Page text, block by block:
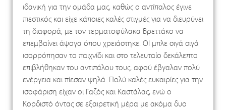
ιδανική για την ομάδα μας, καθώς ο αντίπαλος έγινε
πιεστικός και είχε κάποιες καλές στιγμές για να διευρύνει
τη διαφορά, με τον τερματοφύλακα Βρεττάκο να
επεμβαίνει άψογα όπου χρειάστηκε. ΟΙ μπλε σιγά σιγά
ισορρόπησαν το παιχνίδι και στο τελευταίο δεκάλεπτο
επιβλήθηκαν του αντιπάλου τους, αφού έβγαλαν πολύ
ενέργεια και πίεσαν ψηλά. Πολύ καλές ευκαιρίες για την
ισοφάριση είχαν οι Γαζός και Καστάλας, ενώ ο
Κορδιστό όντας σε εξαιρετική μέρα με ακόμα δυο